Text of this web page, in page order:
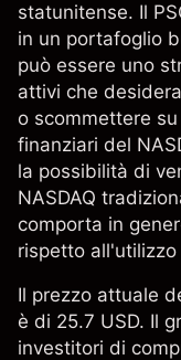
statunitense. Il
in un portafoglio
può essere uno
attivi che
o scommettere
finanziari del
la possibilità di
NASDAQ
comporta in
rispetto all'utilizzo
Il prezzo attuale
è di 25.7 USD. Il
investitori di